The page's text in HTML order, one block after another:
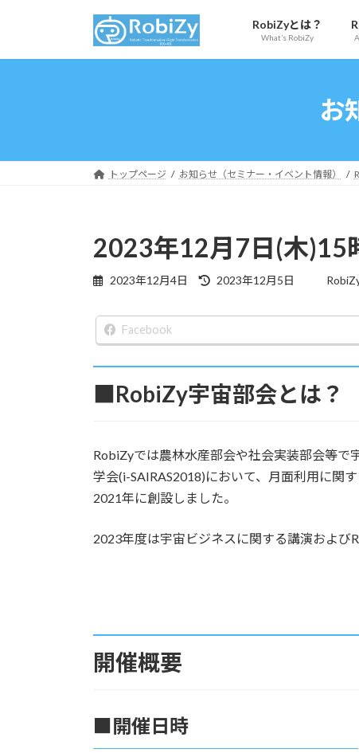
ッ
移
RobiZyとは？
What’s RobiZy
お
トップページ お知らせ（セミナー・イベント情報）
2023年12月7日(木
2023年12月4日
最
日
2023年12月5日
Facebook
■RobiZy宇宙部会とは？
RobiZyでは農林水産部会や社会実装部会等
学会(i-SAIRAS2018)において、月面利用に関
2021年に創設しました。
2023年度は宇宙ビジネスに関する講演および
開催概要
■開催日時